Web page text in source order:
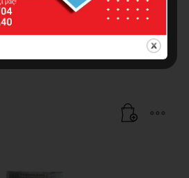
Κουνελόσυρμα